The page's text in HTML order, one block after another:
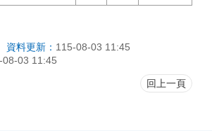
資料更新： 115-08-03 11:45
08-03 11:45
回上一頁